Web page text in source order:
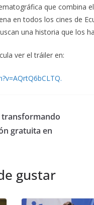
que combina
en todos los cines de
una historia que los
ver el tráiler en:
transformando
gratuita en
gustar